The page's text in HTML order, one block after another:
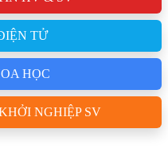
TỬ
HỌC
NGHIỆP SV